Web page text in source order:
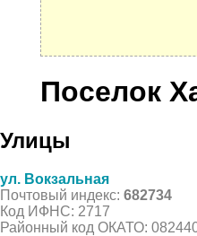
Поселок
Улицы
ул. Вокзальная
Почтовый индекс: 682734
Код ИФНС: 2717
Районный код ОКАТО: